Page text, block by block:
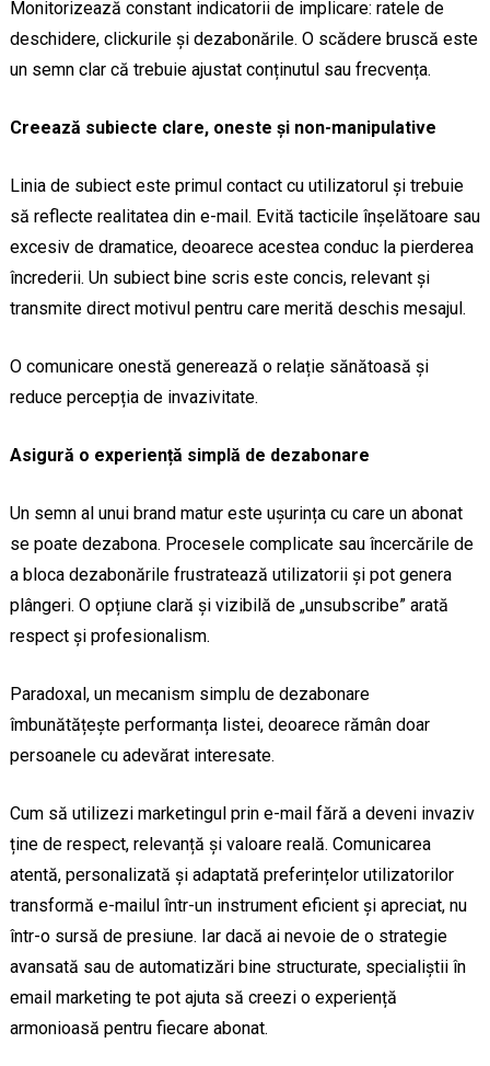
Monitorizează constant indicatorii de implicare: ratele de
deschidere, clickurile și dezabonările. O scădere bruscă este
un semn clar că trebuie ajustat conținutul sau frecvența.
Creează subiecte clare, oneste și non-manipulative
Linia de subiect este primul contact cu utilizatorul și trebuie
să reflecte realitatea din e-mail. Evită tacticile înșelătoare sau
excesiv de dramatice, deoarece acestea conduc la pierderea
încrederii. Un subiect bine scris este concis, relevant și
transmite direct motivul pentru care merită deschis mesajul.
O comunicare onestă generează o relație sănătoasă și
reduce percepția de invazivitate.
Asigură o experiență simplă de dezabonare
Un semn al unui brand matur este ușurința cu care un abonat
se poate dezabona. Procesele complicate sau încercările de
a bloca dezabonările frustratează utilizatorii și pot genera
plângeri. O opțiune clară și vizibilă de „unsubscribe” arată
respect și profesionalism.
Paradoxal, un mecanism simplu de dezabonare
îmbunătățește performanța listei, deoarece rămân doar
persoanele cu adevărat interesate.
Cum să utilizezi marketingul prin e-mail fără a deveni invaziv
ține de respect, relevanță și valoare reală. Comunicarea
atentă, personalizată și adaptată preferințelor utilizatorilor
transformă e-mailul într-un instrument eficient și apreciat, nu
într-o sursă de presiune. Iar dacă ai nevoie de o strategie
avansată sau de automatizări bine structurate, specialiștii în
email marketing te pot ajuta să creezi o experiență
armonioasă pentru fiecare abonat.